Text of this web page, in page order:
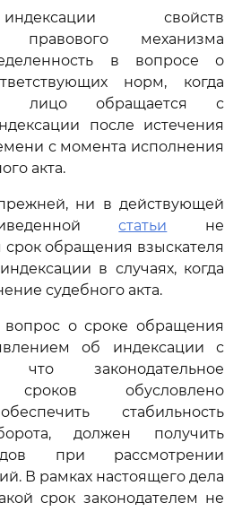
свойств
правового механизма
в вопросе о
норм, когда
лицо обращается с
после истечения
с момента исполнения
акта.
ни в действующей
статьи не
срок обращения взыскателя
в случаях, когда
судебного акта.
вопрос о сроке обращения
об индексации с
законодательное
сроков обусловлено
стабильность
должен получить
при рассмотрении
В рамках настоящего дела
срок законодателем не